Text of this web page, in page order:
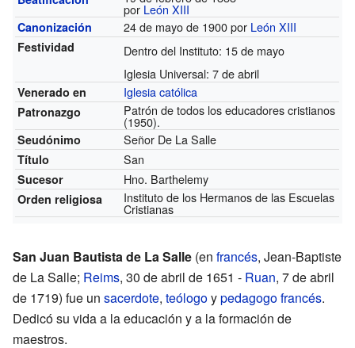
por León XIII
Canonización 24 de mayo de 1900 por León XIII
Festividad
Dentro del Instituto: 15 de mayo
Iglesia Universal: 7 de abril
Venerado en Iglesia católica
Patronazgo Patrón de todos los educadores cristianos
(1950).
Seudónimo Señor De La Salle
Título San
Sucesor Hno. Barthelemy
Orden religiosa Instituto de los Hermanos de las Escuelas
Cristianas
San Juan Bautista de La Salle (en francés, Jean-Baptiste
de La Salle; Reims, 30 de abril de 1651 - Ruan, 7 de abril
de 1719) fue un sacerdote, teólogoypedagogofrancés.
Dedicó su vida a la educación y a la formación de
maestros.